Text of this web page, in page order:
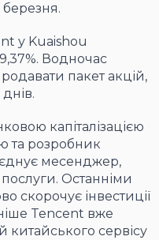
у Kuaishou
Водночас
пакет акцій,
капіталізацією
та розробник
месенджер,
послуги. Останніми
скорочує інвестиції
Tencent вже
китайського сервісу